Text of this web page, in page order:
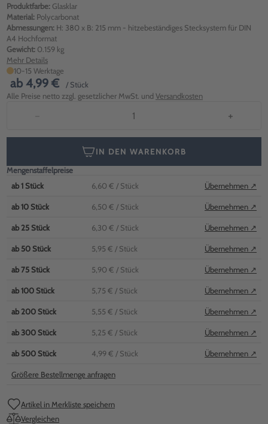
Produktfarbe: Glasklar
Material: Polycarbonat
Abmessungen: H: 380 x B: 215 mm - hitzebeständiges Stecksystem für DIN
A4 Hochformat
Gewicht: 0.159 kg
Mehr Details
10-15 Werktage
ab 4,99 €
/ Stück
Alle Preise netto zzgl. gesetzlicher MwSt. und Versandkosten
− +
IN DEN WARENKORB
Mengenstaffelpreise
ab1 Stück 6,60 € / Stück Übernehmen ↗
ab10 Stück 6,50 € / Stück Übernehmen ↗
ab 25 Stück 6,30 € / Stück Übernehmen ↗
ab 50 Stück 5,95 € / Stück Übernehmen ↗
ab75 Stück 5,90 € / Stück Übernehmen ↗
ab100 Stück 5,75 € / Stück Übernehmen ↗
ab 200 Stück 5,55 € / Stück Übernehmen ↗
ab300 Stück 5,25 € / Stück Übernehmen ↗
ab 500 Stück 4,99 € / Stück Übernehmen ↗
Größere Bestellmenge anfragen
Artikel in Merkliste speichern
Vergleichen